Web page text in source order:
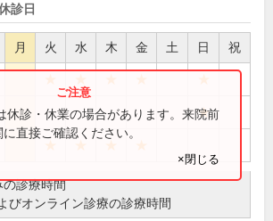
診日
月 火 水 木 金 土 日 祝
★ ★ ★ ★ ★
★
★ ★ ★ ★
の診療時間
びオンライン診療の診療時間
休診・休業の場合があります。来院前
直接ご確認ください。
×閉じる